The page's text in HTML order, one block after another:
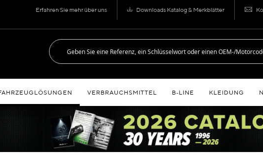
Erfahren Sie mehr über uns Downloads Katalog & Merkblätter
VERBRAUCHSMITTEL B‑LINE KLEIDUNG